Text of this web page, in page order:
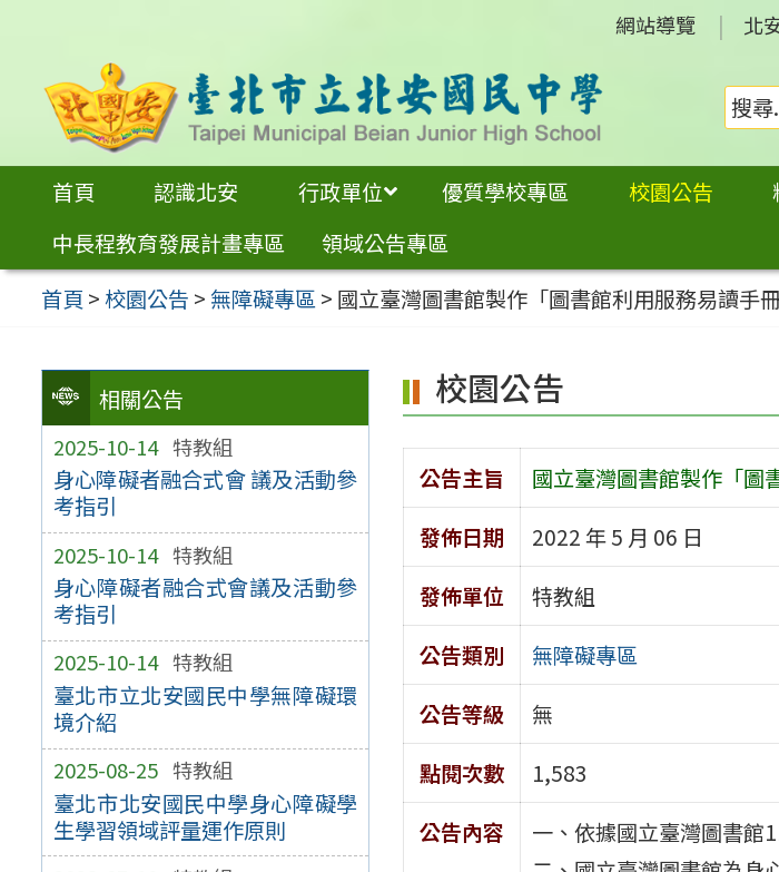
內
網站導覽 北
首頁 認識北安 行政單位 優質學校專區 校園公告
中長程教育發展計畫專區
領域公告專區
首頁 >校園公告 > 無障礙專區> 國立臺灣圖書館製作「圖書館利用服務易讀手
相關公告
2025-10-14 特教組
身心障礙者融合式會 議及活動參
考指引
2025-10-14 特教組
身心障礙者融合式會議及活動參
考指引
2025-10-14 特教組
臺北市立北安國民中學無障礙環
境介紹
2025-08-25 特教組
臺北市北安國民中學身心障礙學
生學習領域評量運作原則
校園公告
公告主旨
國立臺灣圖書館製作「圖
發佈日期
2022 年 5 月 06 日
發佈單位
特教組
公告類別
無障礙專區
公告等級
無
點閱次數
1,583
公告內容
一、依據國立臺灣圖書館